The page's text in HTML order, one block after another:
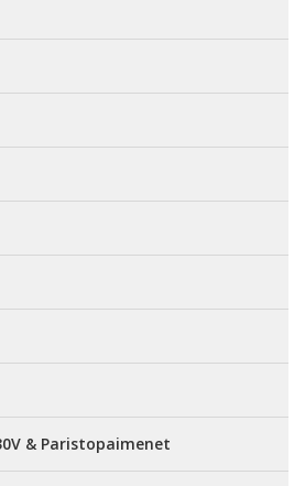
& Paristopaimenet